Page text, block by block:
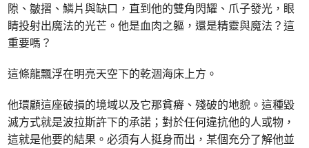
隙、皺摺、鱗片與缺口，直到他的雙角閃耀、爪子發光，眼
睛投射出魔法的光芒。他是血肉之軀，還是精靈與魔法？這
重要嗎？
這條龍飄浮在明亮天空下的乾涸海床上方。
他環顧這座破損的境域以及它那貧瘠、殘破的地貌。這種毀
滅方式就是波拉斯許下的承諾；對於任何違抗他的人或物，
這就是他要的結果。必須有人挺身而出，某個充分了解他並